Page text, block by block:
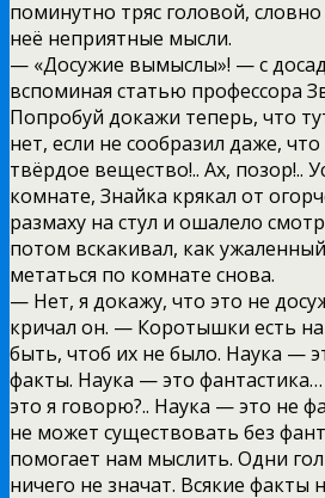
поминутно тряс головой,
неё неприятные мысли.
— «Досужие вымыслы»! — с
вспоминая статью профессора
Попробуй докажи теперь, что
нет, если не сообразил даже,
твёрдое вещество!.. Ах, позор!..
комнате, Знайка крякал от
размаху на стул и ошалело
потом вскакивал, как
метаться по комнате снова.
— Нет, я докажу, что это не
кричал он. — Коротышки есть
быть, чтоб их не было. Наука —
факты. Наука — это
это я говорю?.. Наука — это не
не может существовать без
помогает нам мыслить. Одни
ничего не значат. Всякие